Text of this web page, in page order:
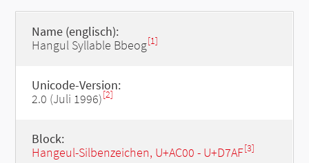
Name (englisch):
Hangul Syllable Bbeog[1]
Unicode-Version:
2.0 (Juli 1996)[2]
Block:
Hangeul-Silbenzeichen, U+AC00 - U+D7AF[3]